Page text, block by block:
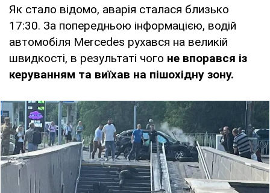
Як стало відомо, аварія сталася близько
17:30. За попередньою інформацією, водій
автомобіля Mercedes рухався на великій
швидкості, в результаті чого не впорався із
керуванням та виїхав на пішохідну зону.